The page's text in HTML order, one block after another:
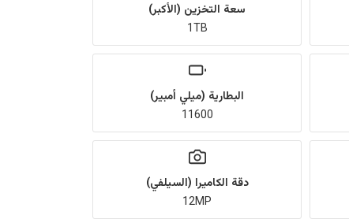
سعة التخزين (الأكبر)
1TB
البطارية (ميلي أمبير)
11600
دقة الكاميرا (السيلفي)
12MP